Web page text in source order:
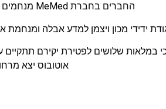
החברים בחברת MeMed מנחמים את צוות משרד נשיץ ברנדס אמיר על פטירת יקירם.
ידידי מכון ויצמן למדע אבלה
לפטירת יקירם תתקיים עליה לקברו ביום ג' ה- 03.10.17, בשעה
אוטובוס יצא מרחוב תובל 5, תל